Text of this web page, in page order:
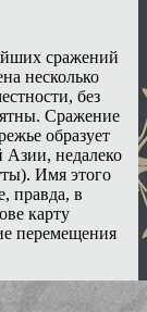
сражений
несколько
без
Сражение
образует
недалеко
Имя этого
правда, в
карту
перемещения